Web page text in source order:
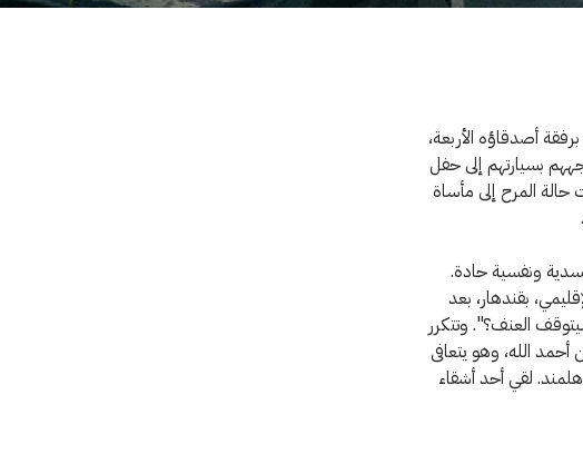
أصدقاؤه الأربعة،
بسيارتهم إلى حفل
حالة المرح إلى مأساة
جسدية ونفسية حادة.
الإقليمي، بقندهار، بعد
العنف؟". وتتكرر
سرير بالقرب من أحمد الله، وهو يتعافى
لقي أحد أشقاء